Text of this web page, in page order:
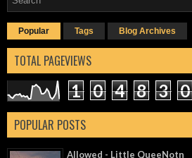
Popular Tags Blog Archives
TOTAL PAGEVIEWS
1 0 4 8 3 0
POPULAR POSTS
Allowed - Little QueeNotn